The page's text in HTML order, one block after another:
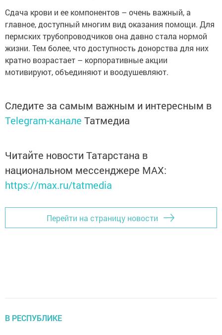
Сдача крови и ее компонентов – очень важный, а
главное, доступный многим вид оказания помощи. Для
пермских трубопроводчиков она давно стала нормой
жизни. Тем более, что доступность донорства для них
кратно возрастает – корпоративные акции
мотивируют, объединяют и воодушевляют.
Следите за самым важным и интересным в
Telegram-канале Татмедиа
Читайте новости Татарстана в
национальном мессенджере MАХ:
https://max.ru/tatmedia
Перейти на страницу новости
В РЕСПУБЛИКЕ